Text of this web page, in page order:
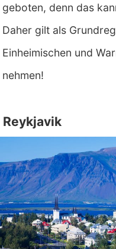
geboten, denn das
Daher gilt als
Einheimischen und
nehmen!
Reykjavik